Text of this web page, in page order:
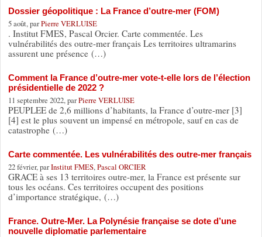
Dossier géopolitique : La France d’outre-mer (FOM)
5 août, parPierre VERLUISE
. Institut FMES, Pascal Orcier. Carte commentée. Les
vulnérabilités des outre-mer français Les territoires ultramarins
assurent une présence (…)
Comment la France d’outre-mer vote-t-elle lors de l’élection
présidentielle de 2022 ?
11 septembre 2022, parPierre VERLUISE
PEUPLEE de 2,6 millions d’habitants, la France d’outre-mer [3]
[4] est le plus souvent un impensé en métropole, sauf en cas de
catastrophe (…)
Carte commentée. Les vulnérabilités des outre-mer français
22 février, parInstitut FMES, Pascal ORCIER
GRACE à ses 13 territoires outre-mer, la France est présente sur
tous les océans. Ces territoires occupent des positions
d’importance stratégique, (…)
France. Outre-Mer. La Polynésie française se dote d’une
nouvelle diplomatie parlementaire